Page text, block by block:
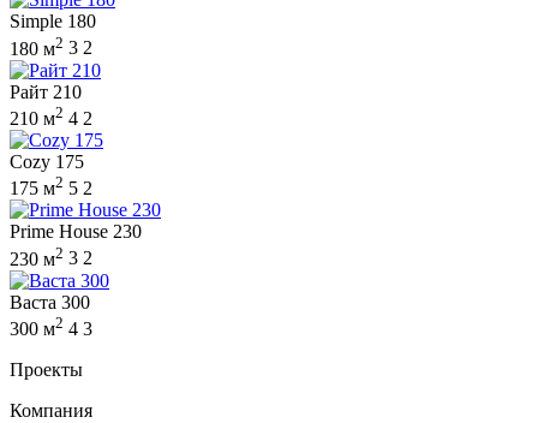
Simple 180
180 м2 3 2
Райт 210
210 м2 4 2
Cozy 175
175 м2 5 2
Prime House 230
230 м2 3 2
Васта 300
300 м2 4 3
Проекты
Компания